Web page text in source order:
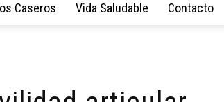
Caseros Vida Saludable Contacto